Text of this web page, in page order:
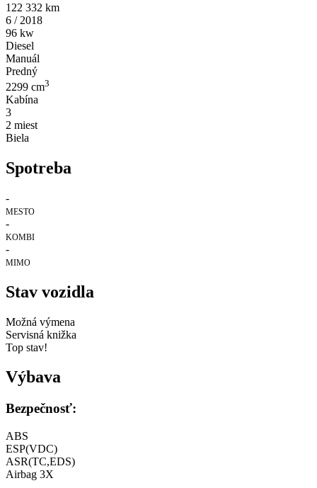
122 332 km
6 / 2018
96 kw
Diesel
Manuál
Predný
2299 cm3
Kabína
3
2 miest
Biela
Spotreba
-
MESTO
-
KOMBI
-
MIMO
Stav vozidla
Možná výmena
Servisná knižka
Top stav!
Výbava
Bezpečnosť:
ABS
ESP(VDC)
ASR(TC,EDS)
Airbag 3X